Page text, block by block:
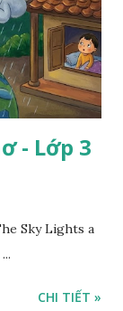
- Lớp 3
Sky Lights a
CHI TIẾT »